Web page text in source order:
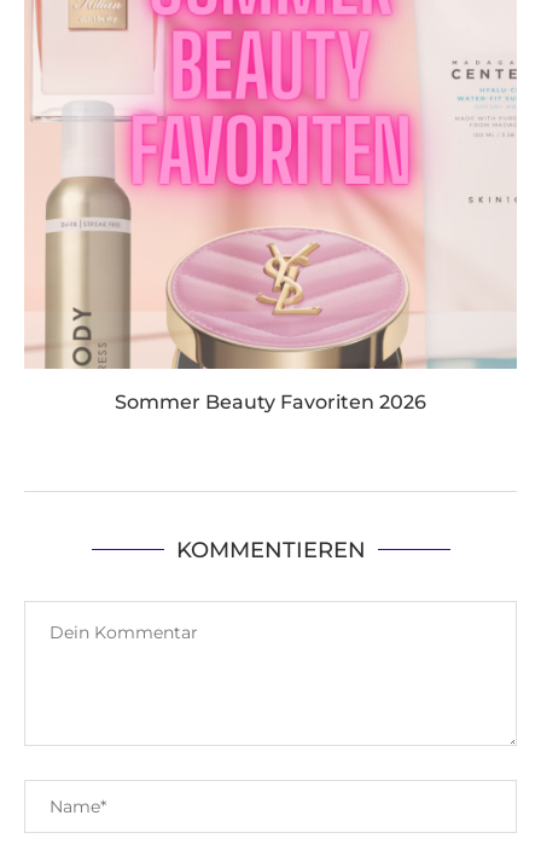
Sommer Beauty Favoriten 2026
KOMMENTIEREN